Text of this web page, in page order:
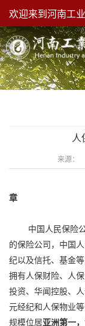
欢迎来到河南工
人
来源：
人保财险
章
中国人民保险公
的保险公司，中国
纪以及信托、基金
拥有人保财险、人
投资、华闻控股、
元经纪和人保物业
规模位居亚洲第一